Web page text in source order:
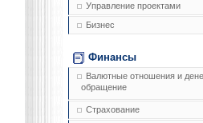
Управление проектами
Бизнес
Финансы
Валютные отношения и
обращение
Страхование